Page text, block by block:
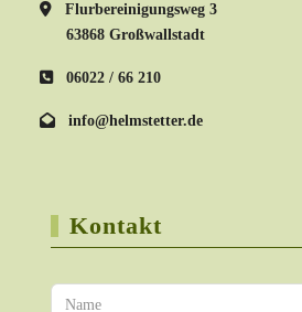
Flurbereinigungsweg 3
63868 Großwallstadt
06022 / 66 210
info@helmstetter.de
Kontakt